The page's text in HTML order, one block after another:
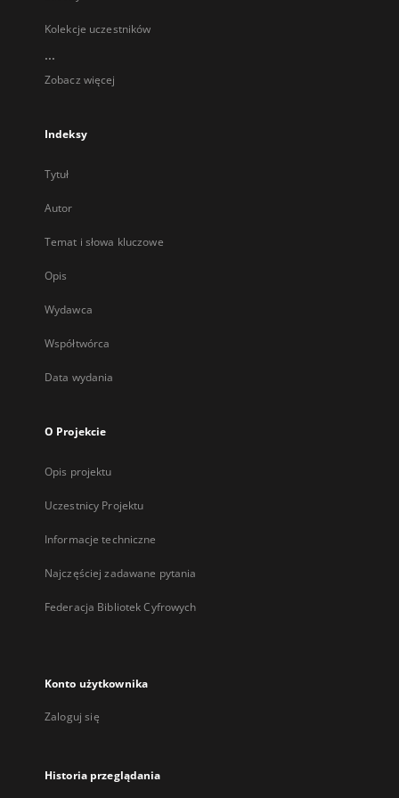
Kolekcje uczestników
...
Zobacz więcej
Indeksy
Tytuł
Autor
Temat i słowa kluczowe
Opis
Wydawca
Współtwórca
Data wydania
O Projekcie
Opis projektu
Uczestnicy Projektu
Informacje techniczne
Najczęściej zadawane pytania
Federacja Bibliotek Cyfrowych
Konto użytkownika
Zaloguj się
Historia przeglądania